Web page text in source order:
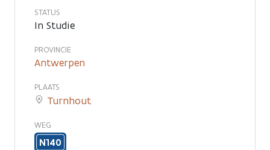
op
Gierle
Turnhout
wordt
groener
STATUS
In Studie
PROVINCIE
Antwerpen
PLAATS
Turnhout
WEG
N140